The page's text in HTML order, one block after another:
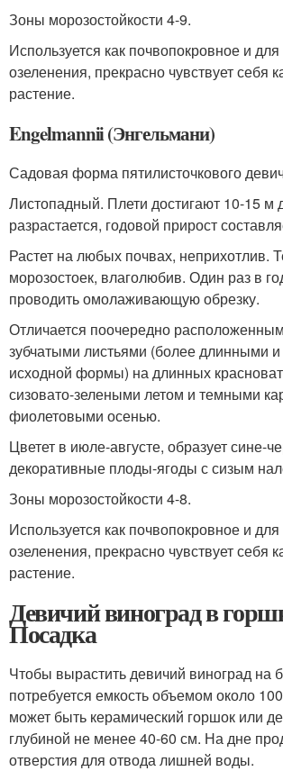
Зоны морозостойкости 4-9.
Используется как почвопокровное и
озеленения, прекрасно чувствует себя
растение.
Engelmannii (Энгельмани)
Садовая форма пятилисточкового
Листопадный. Плети достигают 10-15
разрастается, годовой прирост
Растет на любых почвах, неприхотлив.
морозостоек, влаголюбив. Один раз в
проводить омолаживающую обрезку.
Отличается поочередно
зубчатыми листьями (более длинными
исходной формы) на длинных
сизовато-зелеными летом и темными
фиолетовыми осенью.
Цветет в июле-августе, образует сине-
декоративные плоды-ягоды с сизым
Зоны морозостойкости 4-8.
Используется как почвопокровное и
озеленения, прекрасно чувствует себя
растение.
Девичий виноград в
Посадка
Чтобы вырастить девичий виноград на
потребуется емкость объемом около
может быть керамический горшок или
глубиной не менее 40-60 см. На дне
отверстия для отвода лишней воды.